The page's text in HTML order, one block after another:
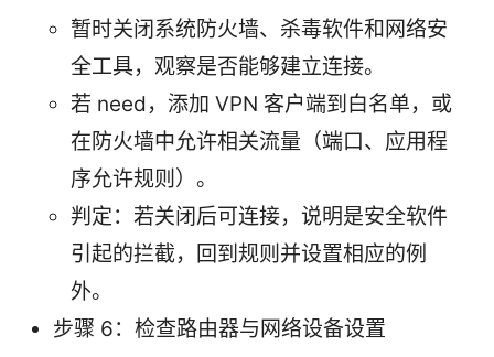
暂时关闭系统防火墙、杀毒软件和网络安
全工具，观察是否能够建立连接。
若 need，添加 VPN 客户端到白名单，或
在防火墙中允许相关流量（端口、应用程
序允许规则）。
判定：若关闭后可连接，说明是安全软件
引起的拦截，回到规则并设置相应的例
外。
步骤 6：检查路由器与网络设备设置